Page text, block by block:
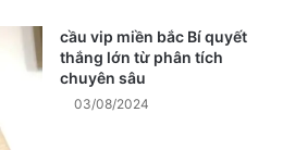
cầu vip miền bắc Bí quyết
thắng lớn từ phân tích
chuyên sâu
03/08/2024